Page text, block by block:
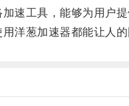
工具，能够为用户提
葱加速器都能让人的